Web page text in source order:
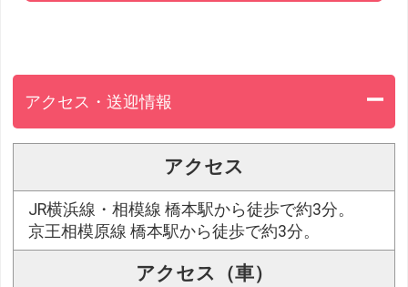
アクセス・送迎情報
アクセス
JR横浜線・相模線 橋本駅から徒歩で約3分。
京王相模原線 橋本駅から徒歩で約3分。
アクセス（車）